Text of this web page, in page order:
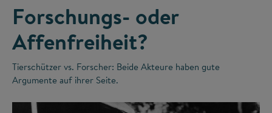
Forschungs- oder
Affenfreiheit?
Tierschützer vs. Forscher: Beide Akteure haben gute
Argumente auf ihrer Seite.